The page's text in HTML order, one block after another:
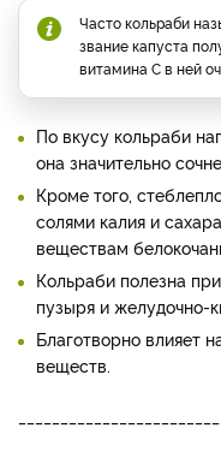
Часто кольраби
звание капуста
витамина С в ней
По вкусу кольраби
она значительно
Кроме того,
солями калия и
веществам
Коль­раби полезна
пузыря и желудочно-
Благотворно влияет
веществ.